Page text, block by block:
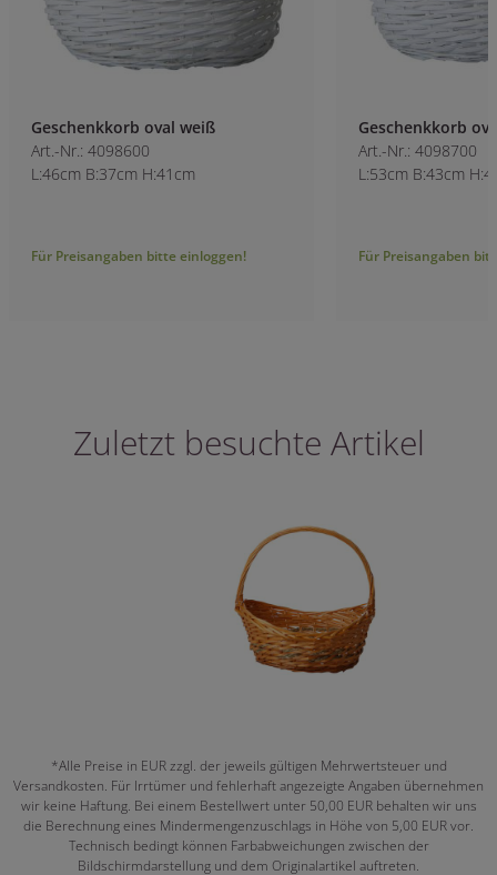
Geschenkkorb oval weiß
Art.-Nr.: 4098600
L:46cm B:37cm H:41cm
Für Preisangaben bitte einloggen!
Geschenkkorb
Art.-Nr.: 4098700
L:53cm B:43cm
Für Preisangaben
Zuletzt besuchte Artikel
*Alle Preise in EUR zzgl. der jeweils gültigen Mehrwertsteuer und
Versandkosten. Für Irrtümer und fehlerhaft angezeigte Angaben übernehmen
wir keine Haftung. Bei einem Bestellwert unter 50,00 EUR behalten wir uns
die Berechnung eines Mindermengenzuschlags in Höhe von 5,00 EUR vor.
Technisch bedingt können Farbabweichungen zwischen der
Bildschirmdarstellung und dem Originalartikel auftreten.